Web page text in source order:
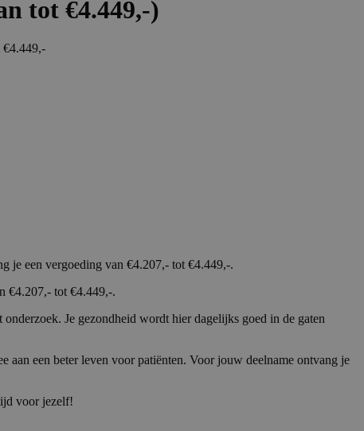
tot €4.449,-)
€4.449,-
je een vergoeding van €4.207,- tot €4.449,-.
€4.207,- tot €4.449,-.
Je gezondheid wordt hier dagelijks goed in de gaten
aan een beter leven voor patiënten. Voor jouw deelname ontvang je
voor jezelf!